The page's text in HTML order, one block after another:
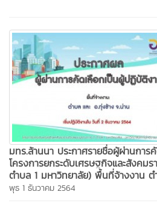
มทร.ล้านนา ประกาศรายชื่อผู้ผ่านกา
โครงการยกระดับเศรษฐกิจและสังคม
ตำบล 1 มหาวิทยาลัย) พื้นที่จ้างงาน ต
พุธ 1 ธันวาคม 2564